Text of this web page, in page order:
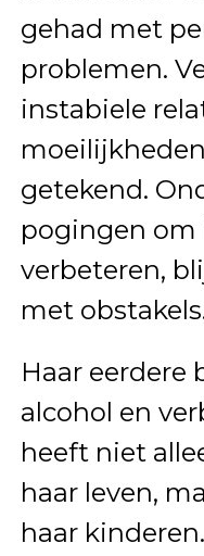
gehad met
problemen.
instabiele
getekend.
pogingen om
verbeteren,
met
Haar eerdere
alcohol en
heeft niet
haar leven,
haar